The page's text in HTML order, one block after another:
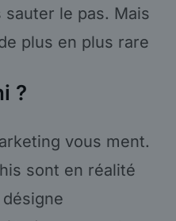
sauter le pas. Mais
plus en plus rare
?
vous ment.
sont en réalité